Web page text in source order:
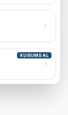
KURUMSAL